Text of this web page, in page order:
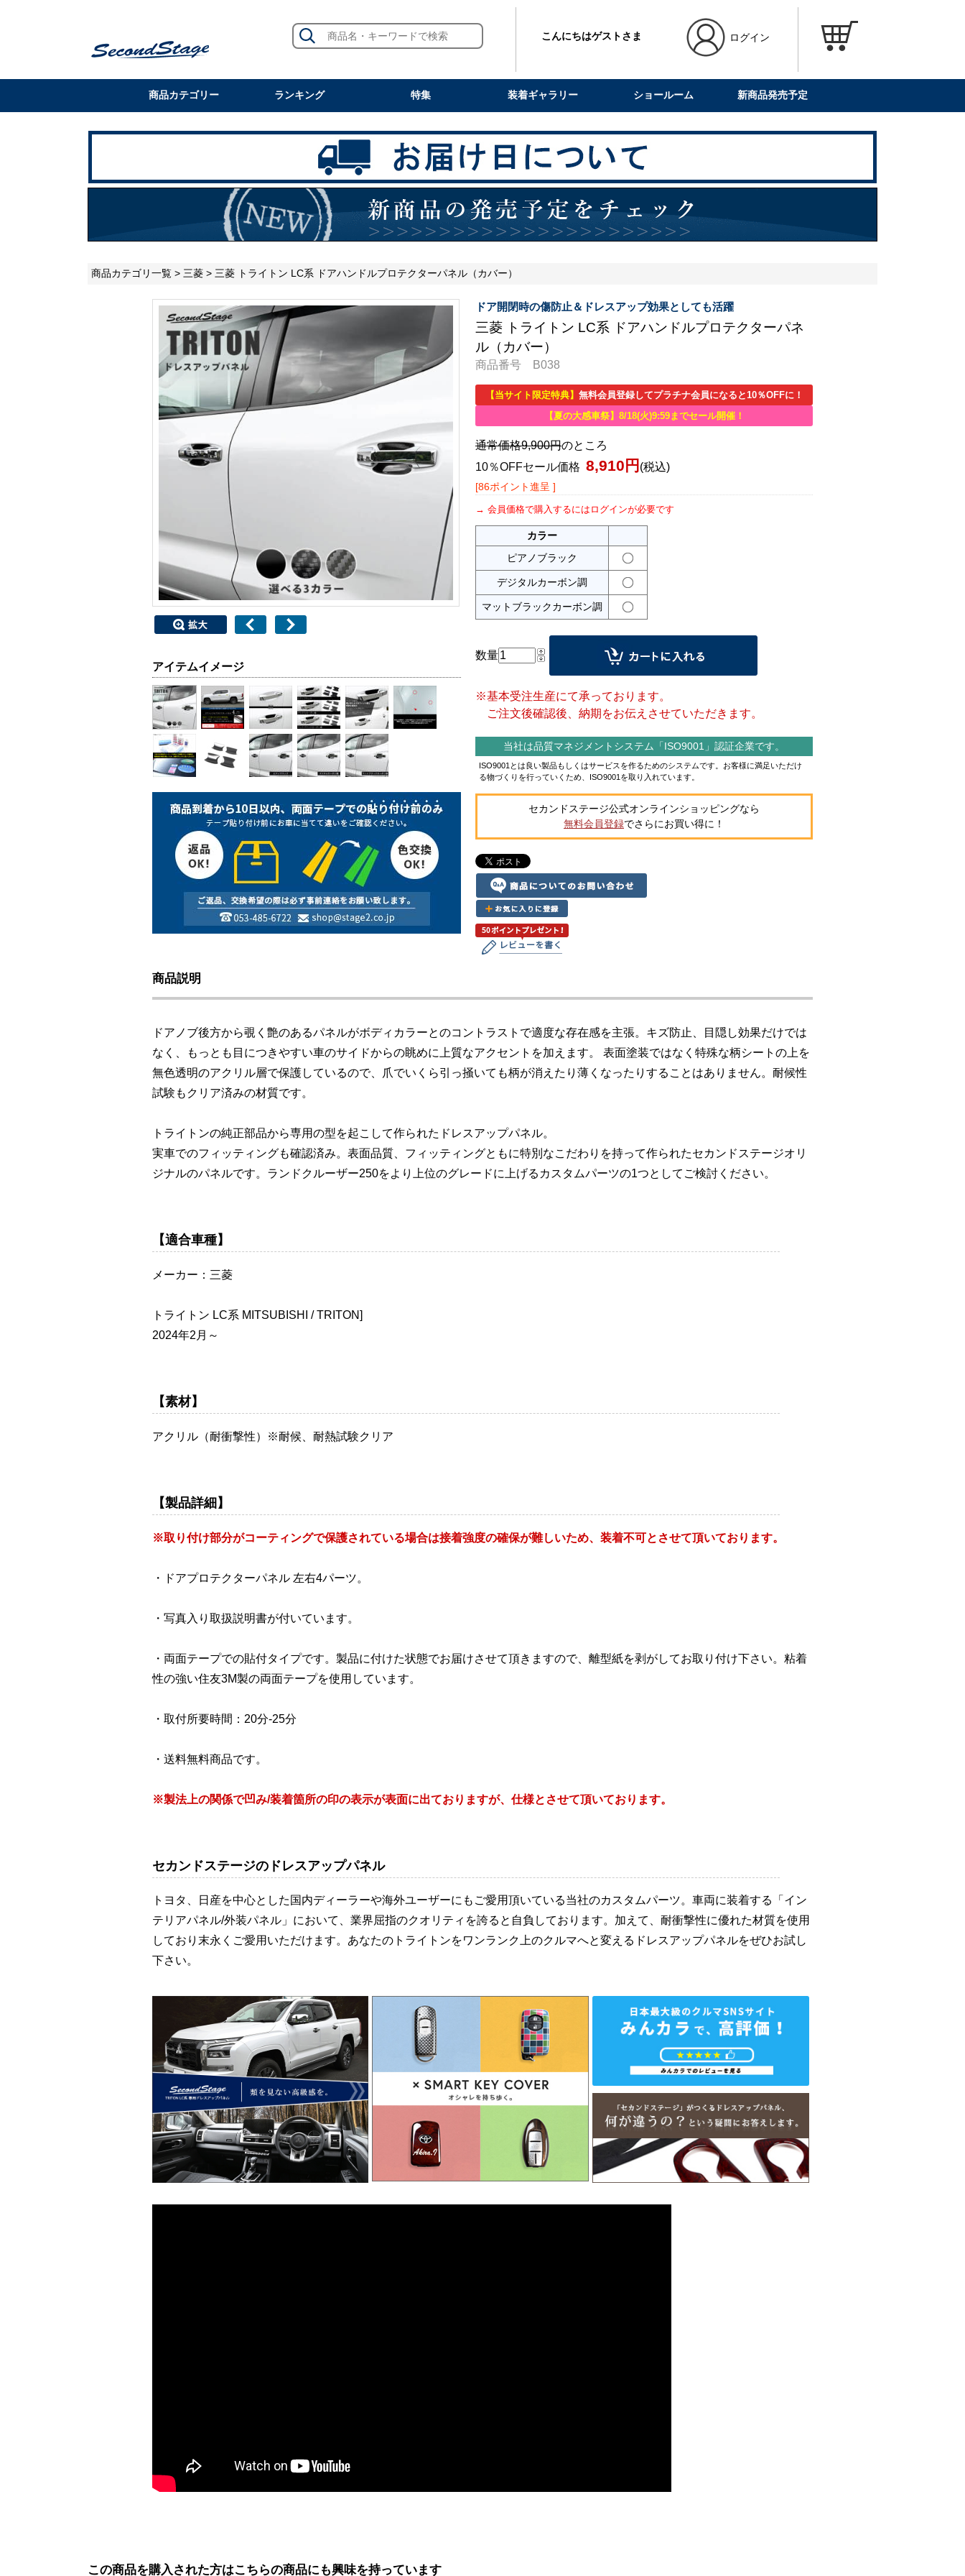
こんにちはゲストさま ログイン
商品カテゴリー ランキング 特集 装着ギャラリー ショールーム 新商品発売予定
商品カテゴリ一覧 > 三菱 > 三菱 トライトン LC系 ドアハンドルプロテクターパネル（カバー）
ドア開閉時の傷防止＆ドレスアップ効果としても活躍
三菱 トライトン LC系 ドアハンドルプロテクターパネ
ル（カバー）
商品番号 B038
【当サイト限定特典】 無料会員登録してプラチナ会員になると10％OFFに！
【夏の大感車祭】8/18(火)9:59までセール開催！
通常価格9,900円のところ
10％OFFセール価格 8,910円 (税込)
[86ポイント進呈 ]
会員価格で購入するにはログインが必要です
カラー
ピアノブラック
デジタルカーボン調
マットブラックカーボン調
数量
※基本受注生産にて承っております。
ご注文後確認後、納期をお伝えさせていただきます。
当社は品質マネジメントシステム「ISO9001」認証企業です。
ISO9001とは良い製品もしくはサービスを作るためのシステムです。お客様に満足いただけ
る物づくりを行っていくため、ISO9001を取り入れています。
セカンドステージ公式オンラインショッピングなら
無料会員登録でさらにお買い得に！
アイテムイメージ
商品説明
ドアノブ後方から覗く艶のあるパネルがボディカラーとのコントラストで適度な存在感を主張。キズ防止、目隠し効果だけでは
なく、もっとも目につきやすい車のサイドからの眺めに上質なアクセントを加えます。 表面塗装ではなく特殊な柄シートの上を
無色透明のアクリル層で保護しているので、爪でいくら引っ掻いても柄が消えたり薄くなったりすることはありません。耐候性
試験もクリア済みの材質です。
トライトンの純正部品から専用の型を起こして作られたドレスアップパネル。
実車でのフィッティングも確認済み。表面品質、フィッティングともに特別なこだわりを持って作られたセカンドステージオリ
ジナルのパネルです。ランドクルーザー250をより上位のグレードに上げるカスタムパーツの1つとしてご検討ください。
【適合車種】
メーカー：三菱
トライトン LC系 MITSUBISHI / TRITON]
2024年2月～
【素材】
アクリル（耐衝撃性）※耐候、耐熱試験クリア
【製品詳細】
※取り付け部分がコーティングで保護されている場合は接着強度の確保が難しいため、装着不可とさせて頂いております。
・ドアプロテクターパネル 左右4パーツ。
・写真入り取扱説明書が付いています。
・両面テープでの貼付タイプです。製品に付けた状態でお届けさせて頂きますので、離型紙を剥がしてお取り付け下さい。粘着
性の強い住友3M製の両面テープを使用しています。
・取付所要時間：20分-25分
・送料無料商品です。
※製法上の関係で凹み/装着箇所の印の表示が表面に出ておりますが、仕様とさせて頂いております。
セカンドステージのドレスアップパネル
トヨタ、日産を中心とした国内ディーラーや海外ユーザーにもご愛用頂いている当社のカスタムパーツ。車両に装着する「イン
テリアパネル/外装パネル」において、業界屈指のクオリティを誇ると自負しております。加えて、耐衝撃性に優れた材質を使用
しており末永くご愛用いただけます。あなたのトライトンをワンランク上のクルマへと変えるドレスアップパネルをぜひお試し
下さい。
この商品を購入された方はこちらの商品にも興味を持っています